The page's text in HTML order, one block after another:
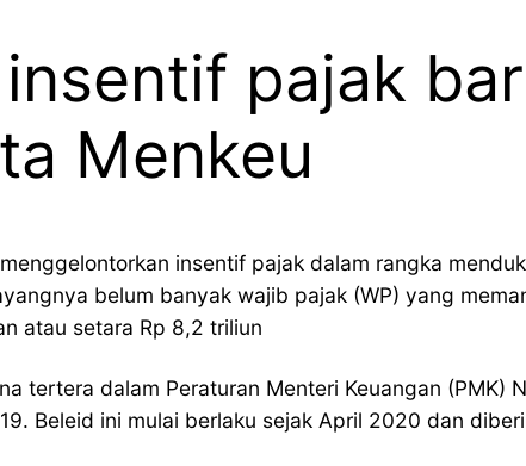
pajak
Menkeu
insentif pajak dalam rangka
belum banyak wajib pajak (WP) yang
atau setara Rp 8,2 triliun
tertera dalam Peraturan Menteri Keuangan
Beleid ini mulai berlaku sejak April 2020 dan